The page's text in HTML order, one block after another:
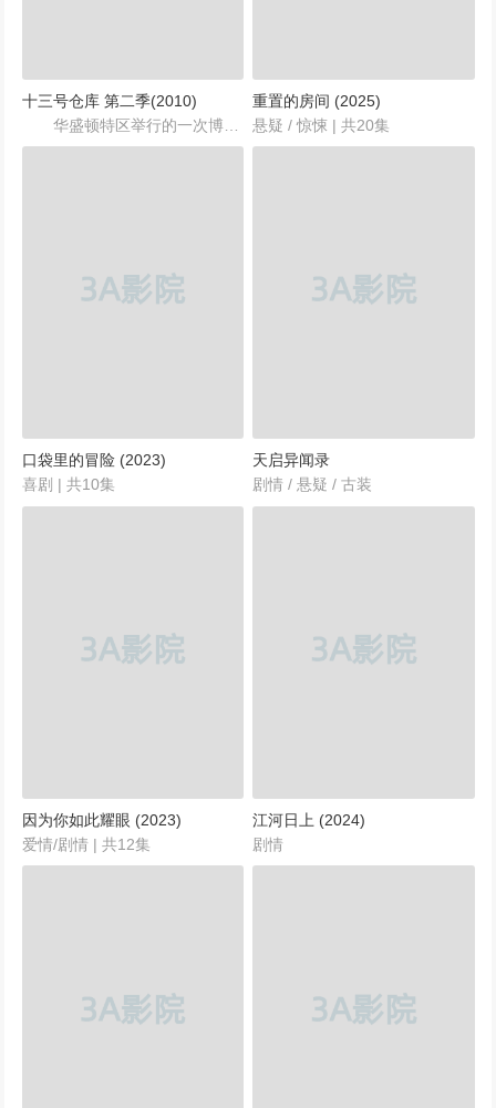
十三号仓库 第二季(2010)
华盛顿特区举行的一次博物馆招待会上，一个远古的头像雕塑发出了邪恶力量的召唤，博物馆的一名工作人员着了魔一般拿着利器冲向刚刚进来参观的美国总统，特勤局特工Myka（乔安妮·凯莉 Joanne meiju5.net Kelly 饰）和特工Pete（埃迪·麦克林托克 Eddie McClintock 饰）临危不惧，保护了总统解决了石像危机。两人事故当晚接到了Frederic夫人（希·庞德 CCH Pounder 饰）的委任状，作为搭档先后前往南达科他州的一处不毛之地执行任务，任务执行的期限是——没有时限。这个顶级机密的地点被叫做的地点被叫做Warehouse 13，这个地方原来是个巨大的仓库，而...
重置的房间 (2025)
悬疑 / 惊悚 | 共20集
口袋里的冒险 (2023)
喜剧 | 共10集
天启异闻录
剧情 / 悬疑 / 古装
因为你如此耀眼 (2023)
爱情/剧情 | 共12集
江河日上 (2024)
剧情